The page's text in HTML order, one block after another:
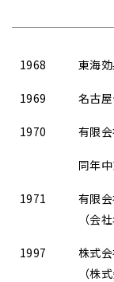
1968 東海
1969 名古
1970 有限
同年
1971
有限
（会
1997
株式
（株